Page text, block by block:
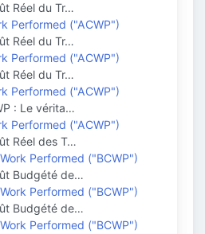
Réel du Tr…
Performed ("ACWP")
Réel du Tr…
Performed ("ACWP")
Réel du Tr…
Performed ("ACWP")
: Le vérita…
Performed ("ACWP")
Réel des T…
Performed ("BCWP")
Budgété de…
Performed ("BCWP")
Budgété de…
Performed ("BCWP")